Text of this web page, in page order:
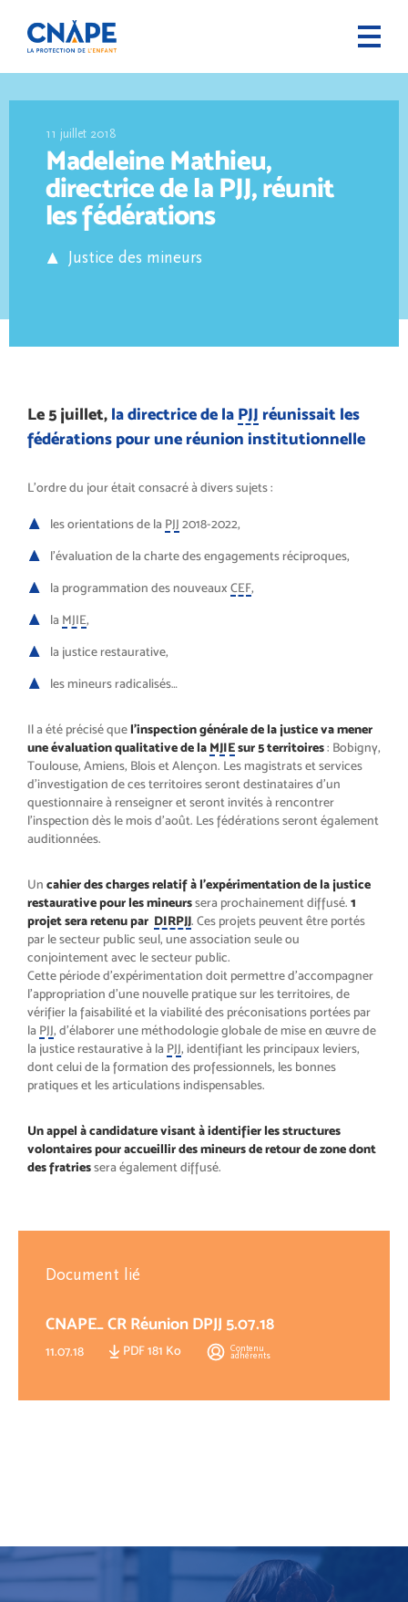
11 juillet 2018
Madeleine Mathieu,
directrice de la PJJ, réunit
les fédérations
Justice des mineurs
Le 5 juillet, la directrice de la PJJ réunissait les
fédérations pour une réunion institutionnelle
L’ordre du jour était consacré à divers sujets :
les orientations de la PJJ 2018-2022,
l’évaluation de la charte des engagements réciproques,
la programmation des nouveaux CEF,
la MJIE,
la justice restaurative,
les mineurs radicalisés…
Il a été précisé quel’inspection générale de la justice va mener
une évaluation qualitative de la MJIEsur 5 territoires: Bobigny,
Toulouse, Amiens, Blois et Alençon. Les magistrats et services
d’investigation de ces territoires seront destinataires d’un
questionnaire à renseigner et seront invités à rencontrer
l’inspection dès le mois d’août. Les fédérations seront également
auditionnées.
Un cahier des charges relatif à l’expérimentation de la justice
restaurative pour les mineurssera prochainement diffusé. 1
projet sera retenu par DIRPJJ. Ces projets peuvent être portés
par le secteur public seul, une association seule ou
conjointement avec le secteur public.
Cette période d’expérimentation doit permettre d’accompagner
l’appropriation d’une nouvelle pratique sur les territoires, de
vérifier la faisabilité et la viabilité des préconisations portées par
la PJJ, d’élaborer une méthodologie globale de mise en œuvre de
la justice restaurative à la PJJ, identifiant les principaux leviers,
dont celui de la formation des professionnels, les bonnes
pratiques et les articulations indispensables.
Un appel à candidature visant à identifier les structures
volontaires pour accueillir des mineurs de retour de zone dont
des fratriessera également diffusé.
Document lié
CNAPE_ CR Réunion DPJJ 5.07.18
11.07.18 PDF 181 Ko Contenu
adhérents